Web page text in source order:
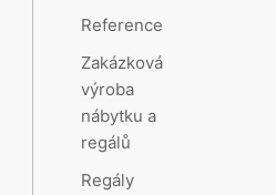
Reference
Zakázková
výroba
nábytku a
regálů
Regály